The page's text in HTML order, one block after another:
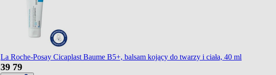
La Roche-Posay Cicaplast Baume B5+, balsam kojący do twarzy i ciała, 40 ml
39 79